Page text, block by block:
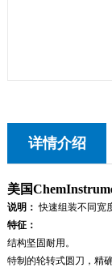
详情介绍
美国
说明： 快速组装不同宽
特征：
结构坚固耐用。
特制的轮转式圆刀，精